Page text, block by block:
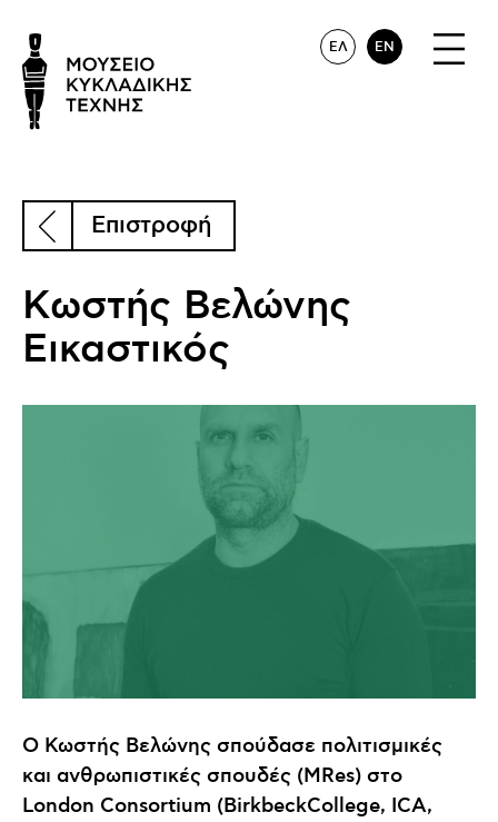
ΕΛ EN
Επιστροφή
Κωστής Βελώνης
Εικαστικός
O Κωστής Βελώνης σπούδασε πολιτισμικές
και ανθρωπιστικές σπουδές (MRes) στο
London Consortium (BirkbeckCollege, ICA,